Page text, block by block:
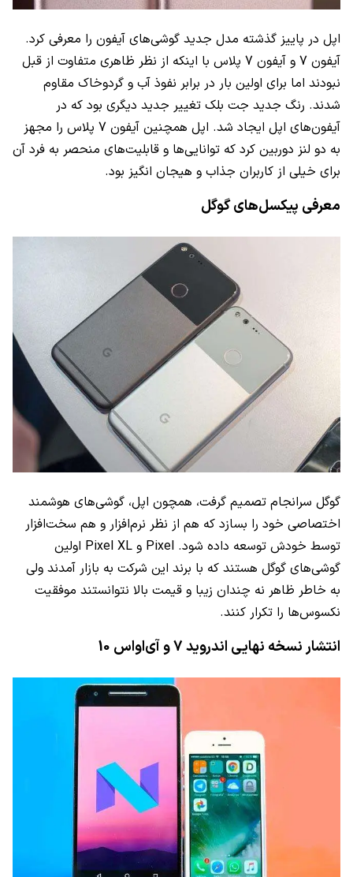
اپل در پاییز گذشته مدل‌ جدید گوشی‌های آیفون را معرفی کرد.
آیفون 7 و آیفون 7 پلاس با اینکه از نظر ظاهری متفاوت از قبل
نبودند اما برای اولین بار در برابر نفوذ آب و گردوخاک مقاوم
شدند. رنگ جدید جت بلک تغییر جدید دیگری بود که در
آیفون‌های اپل ایجاد شد. اپل همچنین آیفون 7 پلاس را مجهز
به دو لنز دوربین کرد که توانایی‌ها و قابلیت‌های منحصر به فرد آن
برای خیلی از کاربران جذاب و هیجان انگیز بود.
معرفی پیکسل‌های گوگل
گوگل سرانجام تصمیم گرفت، همچون اپل، گوشی‌های هوشمند
اختصاصی خود را بسازد که هم از نظر نرم‌افزار و هم سخت‌افزار
توسط خودش توسعه داده شود. Pixel و Pixel XL اولین
گوشی‌های گوگل هستند که با برند این شرکت به بازار آمدند ولی
به خاطر ظاهر نه چندان زیبا و قیمت بالا نتوانستند موفقیت
نکسوس‌ها را تکرار کنند.
انتشار نسخه نهایی اندروید 7 و آی‌او اس 10